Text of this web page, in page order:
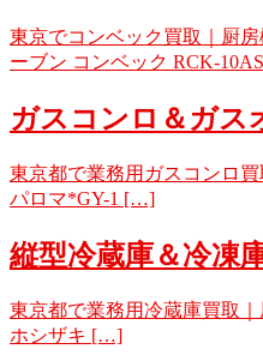
東京でコンベック買取｜厨
ーブン コンベック RCK-
ガスコンロ＆ガス
東京都で業務用ガスコンロ
パロマ*GY-1 […]
縦型冷蔵庫＆冷凍
東京都で業務用冷蔵庫買取
ホシザキ […]